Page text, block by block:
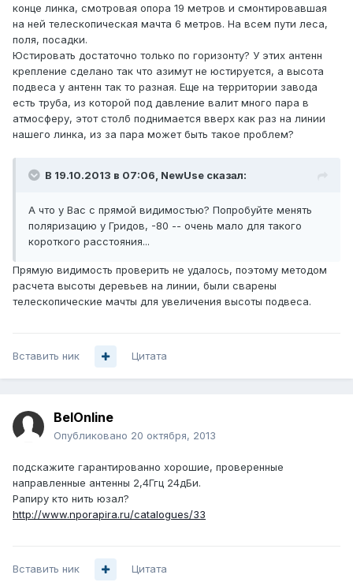
конце линка, смотровая опора 19 метров и смонтировавшая
на ней телескопическая мачта 6 метров. На всем пути леса,
поля, посадки.
Юстировать достаточно только по горизонту? У этих антенн
крепление сделано так что азимут не юстируется, а высота
подвеса у антенн так то разная. Еще на территории завода
есть труба, из которой под давление валит много пара в
атмосферу, этот столб поднимается вверх как раз на линии
нашего линка, из за пара может быть такое проблем?
В 19.10.2013 в 07:06, NewUse сказал:
А что у Вас с прямой видимостью? Попробуйте менять
поляризацию у Гридов, -80 -- очень мало для такого
короткого расстояния...
Прямую видимость проверить не удалось, поэтому методом
расчета высоты деревьев на линии, были сварены
телескопические мачты для увеличения высоты подвеса.
Вставить ник Цитата
BelOnline
Опубликовано 20 октября, 2013
подскажите гарантированно хорошие, проверенные
направленные антенны 2,4Ггц 24дБи.
Рапиру кто нить юзал?
http://www.nporapira.ru/catalogues/33
Вставить ник Цитата